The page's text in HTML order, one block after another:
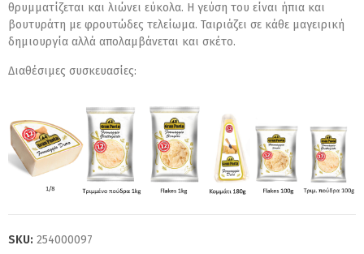
θρυμματίζεται και λιώνει εύκολα. H γεύση του είναι ήπια και
βουτυράτη με φρουτώδες τελείωμα. Ταιριάζει σε κάθε μαγειρική
δημιουργία αλλά απολαμβάνεται και σκέτο.
Διαθέσιμες συσκευασίες:
SKU: 254000097